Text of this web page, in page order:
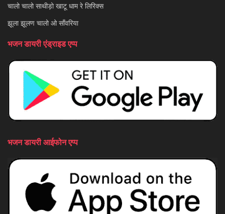
चालो चालो साथीड़ो खाटू धाम रे लिरिक्स
झूला झूलण चालो ओ साँवरिया
भजन डायरी एंड्राइड एप्प
भजन डायरी आईफोन एप्प